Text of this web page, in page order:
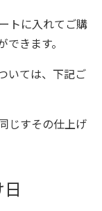
トに入れてご購
きます。
いては、下記ご
じすその仕上げ